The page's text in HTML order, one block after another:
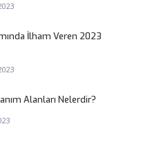
İlham Veren 2023
Alanları Nelerdir?